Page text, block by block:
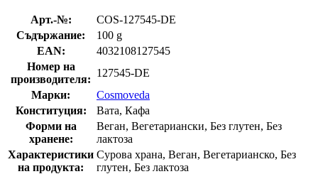
Арт.-№:
COS-127545-DE
Съдържание:
100 g
EAN:
4032108127545
Номер на
производителя:
127545-DE
Марки:
Cosmoveda
Конституция:
Вата, Кафа
Форми на
хранене:
Веган, Вегетариански, Без глутен, Без
лактоза
Характеристики
на продукта:
Сурова храна, Веган, Вегетарианско, Без
глутен, Без лактоза